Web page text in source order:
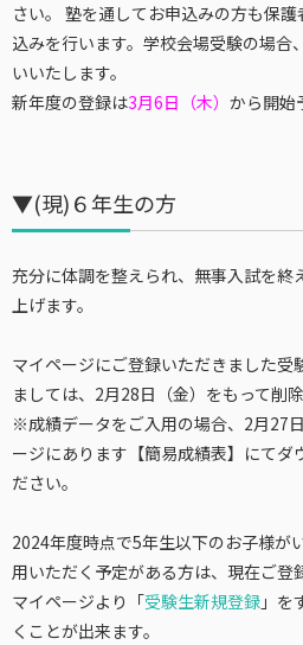
さい。 塾を通してお申込みの方も保
込みを行います。学校会場受験の場合
いいたします。
新年度の登録は3月6日（木） から開始
▼(現)６年生の方
充分に体調を整えられ、無事入試を終
上げます。
マイページにご登録いただきました受
ましては、2月28日（金）をもって削除
※成績データをご入用の場合、2月27
ージにあります【簡易成績表】にてダ
ださい。
2024年度時点で5年生以下のお子様が
用いただく予定がある方は、現在ご登
マイページより「受験生新規登録 」を
くことが出来ます。